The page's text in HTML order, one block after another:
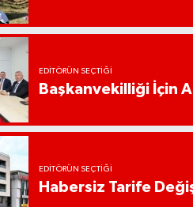
EDITÖRÜN SEÇTIĞI
Başkanvekilliği İçin
EDITÖRÜN SEÇTIĞI
Habersiz Tarife